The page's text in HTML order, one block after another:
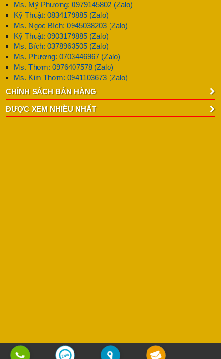
Ms. Mỹ Phương: 0979145802 (Zalo)
Kỹ Thuật: 0834179885 (Zalo)
Ms. Ngọc Bích: 0945038203 (Zalo)
Kỹ Thuật: 0903179885 (Zalo)
Ms. Bích: 0378963505 (Zalo)
Ms. Phương: 0703446967 (Zalo)
Ms. Thơm: 0976407578 (Zalo)
Ms. Kim Thơm: 0941103673 (Zalo)
CHÍNH SÁCH BÁN HÀNG
ĐƯỢC XEM NHIỀU NHẤT
Copyright © 2013 - 2025Sơn Phương Mỹ Lợi | All rights reserved | Design by